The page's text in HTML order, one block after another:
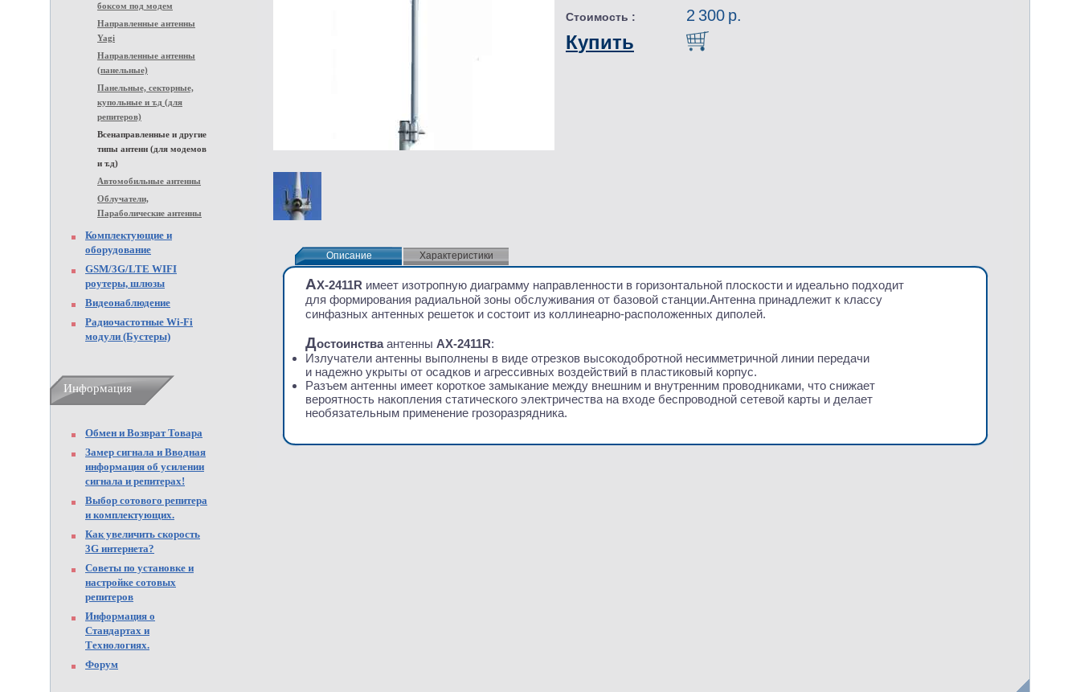
боксом под модем
Направленные антенны
Yagi
Направленные антенны
(панельные)
Панельные, секторные,
купольные и т.д (для
репитеров)
Всенаправленные и другие
типы антенн (для модемов
и т.д)
Автомобильные антенны
Облучатели,
Параболические антенны
Комплектующие и
оборудование
GSM/3G/LTE WIFI
роутеры, шлюзы
Видеонаблюдение
Радиочастотные Wi-Fi
модули (Бустеры)
Информация
Обмен и Возврат Товара
Замер сигнала и Вводная
информация об усилении
сигнала и репитерах!
Выбор сотового репитера
и комплектующих.
Как увеличить скорость
3G интернета?
Советы по установке и
настройке сотовых
репитеров
Информация о
Стандартах и
Технологиях.
Форум
Стоимость :
2 300 р.
Купить
Описание
Описание Характеристики
АX-2411R имеет изотропную диаграмму направленности в горизонтальной плоскости и идеально подходит
для формирования радиальной зоны обслуживания от базовой станции.Антенна принадлежит к классу
синфазных антенных решеток и состоит из коллинеарно-расположенных диполей.
Достоинстваантенны АX-2411R:
Излучатели антенны выполнены в виде отрезков высокодобротной несимметричной линии передачи
и надежно укрыты от осадков и агрессивных воздействий в пластиковый корпус.
Разъем антенны имеет короткое замыкание между внешним и внутренним проводниками, что снижает
вероятность накопления статического электричества на входе беспроводной сетевой карты и делает
необязательным применение грозоразрядника.